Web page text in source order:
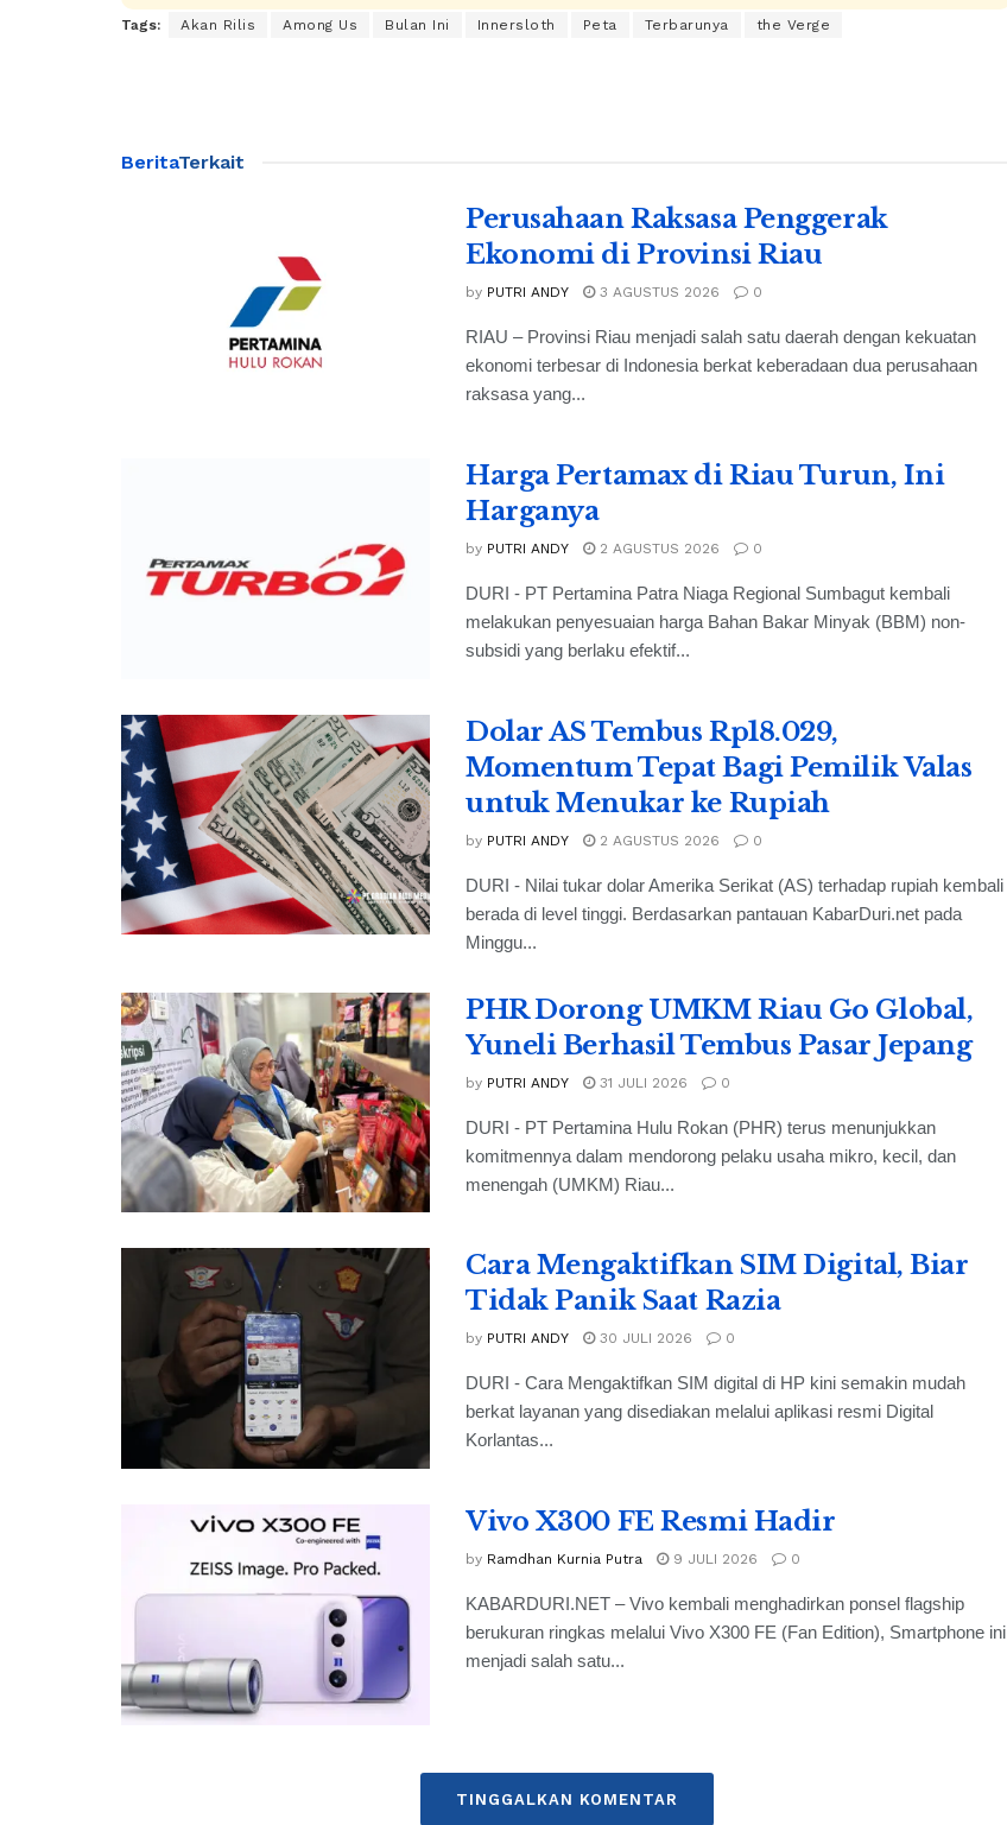
Tags: Akan Rilis Among Us Bulan Ini Innersloth Peta Terbarunya the Verge
BeritaTerkait
Perusahaan Raksasa Penggerak
Ekonomi di Provinsi Riau
by PUTRI ANDY 3 AGUSTUS 2026 0
RIAU – Provinsi Riau menjadi salah satu daerah dengan kekuatan
ekonomi terbesar di Indonesia berkat keberadaan dua perusahaan
raksasa yang...
Harga Pertamax di Riau Turun, Ini
Harganya
by PUTRI ANDY 2 AGUSTUS 2026 0
DURI - PT Pertamina Patra Niaga Regional Sumbagut kembali
melakukan penyesuaian harga Bahan Bakar Minyak (BBM) non-
subsidi yang berlaku efektif...
Dolar AS Tembus Rp18.029,
Momentum Tepat Bagi Pemilik Valas
untuk Menukar ke Rupiah
by PUTRI ANDY 2 AGUSTUS 2026 0
DURI - Nilai tukar dolar Amerika Serikat (AS) terhadap rupiah kembali
berada di level tinggi. Berdasarkan pantauan KabarDuri.net pada
Minggu...
PHR Dorong UMKM Riau Go Global,
Yuneli Berhasil Tembus Pasar Jepang
by PUTRI ANDY 31 JULI 2026 0
DURI - PT Pertamina Hulu Rokan (PHR) terus menunjukkan
komitmennya dalam mendorong pelaku usaha mikro, kecil, dan
menengah (UMKM) Riau...
Cara Mengaktifkan SIM Digital, Biar
Tidak Panik Saat Razia
by PUTRI ANDY 30 JULI 2026 0
DURI - Cara Mengaktifkan SIM digital di HP kini semakin mudah
berkat layanan yang disediakan melalui aplikasi resmi Digital
Korlantas...
Vivo X300 FE Resmi Hadir
by Ramdhan Kurnia Putra 9 JULI 2026 0
KABARDURI.NET – Vivo kembali menghadirkan ponsel flagship
berukuran ringkas melalui Vivo X300 FE (Fan Edition), Smartphone ini
menjadi salah satu...
TINGGALKAN KOMENTAR